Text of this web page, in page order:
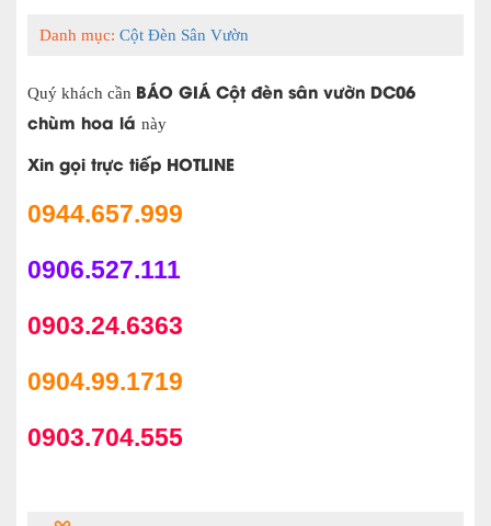
Danh mục: Cột Đèn Sân Vườn
Quý khách cần BÁO GIÁ Cột đèn sân vườn DC06
chùm hoa lá này
Xin gọi trực tiếp HOTLINE
0944.657.999
0906.527.111
0903.24.6363
0904.99.1719
0903.704.555